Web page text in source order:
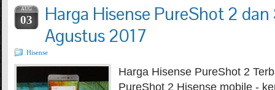
AUG
03
Harga Hisense PureShot 2
Agustus 2017
Hisense
Harga Hisense PureShot 2
PureShot 2 Hisense mobile -